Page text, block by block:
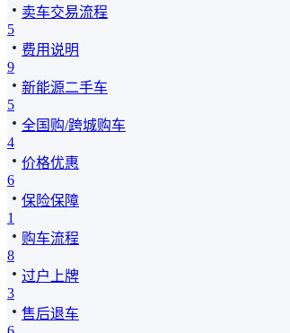
卖车交易流程
5
费用说明
9
新能源二手车
5
全国购/跨城购车
4
价格优惠
6
保险保障
1
购车流程
8
过户上牌
3
售后退车